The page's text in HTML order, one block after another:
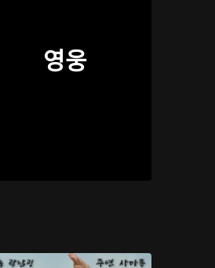
영웅